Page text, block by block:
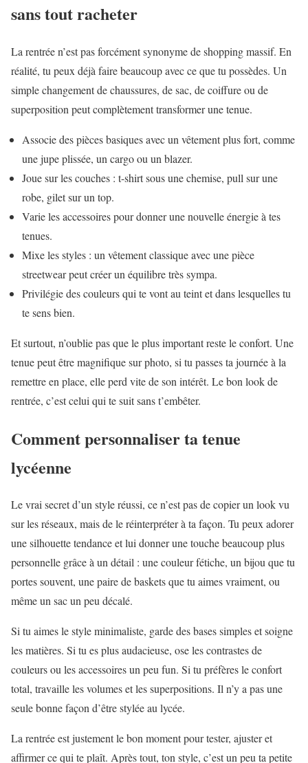
sans tout racheter
La rentrée n’est pas forcément synonyme de shopping massif. En
réalité, tu peux déjà faire beaucoup avec ce que tu possèdes. Un
simple changement de chaussures, de sac, de coiffure ou de
superposition peut complètement transformer une tenue.
Associe des pièces basiques avec un vêtement plus fort, comme
une jupe plissée, un cargo ou un blazer.
Joue sur les couches : t-shirt sous une chemise, pull sur une
robe, gilet sur un top.
Varie les accessoires pour donner une nouvelle énergie à tes
tenues.
Mixe les styles : un vêtement classique avec une pièce
streetwear peut créer un équilibre très sympa.
Privilégie des couleurs qui te vont au teint et dans lesquelles tu
te sens bien.
Et surtout, n’oublie pas que le plus important reste le confort. Une
tenue peut être magnifique sur photo, si tu passes ta journée à la
remettre en place, elle perd vite de son intérêt. Le bon look de
rentrée, c’est celui qui te suit sans t’embêter.
Comment personnaliser ta tenue
lycéenne
Le vrai secret d’un style réussi, ce n’est pas de copier un look vu
sur les réseaux, mais de le réinterpréter à ta façon. Tu peux adorer
une silhouette tendance et lui donner une touche beaucoup plus
personnelle grâce à un détail : une couleur fétiche, un bijou que tu
portes souvent, une paire de baskets que tu aimes vraiment, ou
même un sac un peu décalé.
Si tu aimes le style minimaliste, garde des bases simples et soigne
les matières. Si tu es plus audacieuse, ose les contrastes de
couleurs ou les accessoires un peu fun. Si tu préfères le confort
total, travaille les volumes et les superpositions. Il n’y a pas une
seule bonne façon d’être stylée au lycée.
La rentrée est justement le bon moment pour tester, ajuster et
affirmer ce qui te plaît. Après tout, ton style, c’est un peu ta petite